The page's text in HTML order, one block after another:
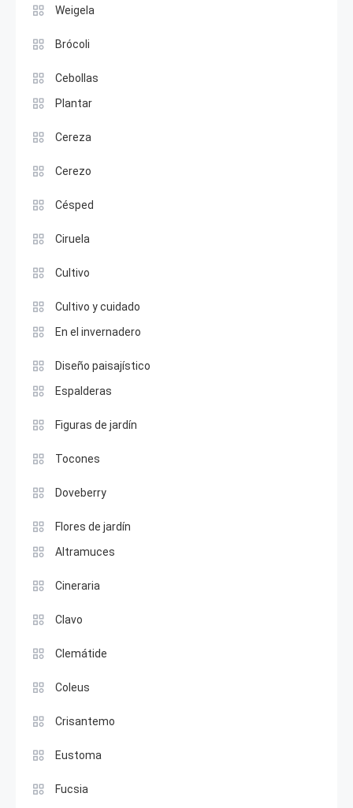
Weigela
Brócoli
Cebollas
Plantar
Cereza
Cerezo
Césped
Ciruela
Cultivo
Cultivo y cuidado
En el invernadero
Diseño paisajístico
Espalderas
Figuras de jardín
Tocones
Doveberry
Flores de jardín
Altramuces
Cineraria
Clavo
Clemátide
Coleus
Crisantemo
Eustoma
Fucsia